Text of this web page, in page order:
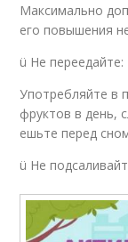
Максимально
его повышения
ü Не переедайте:
Употребляйте в
фруктов в день,
ешьте перед
ü Не